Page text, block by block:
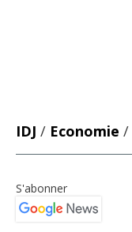
IDJ / Economie /
S'abonner